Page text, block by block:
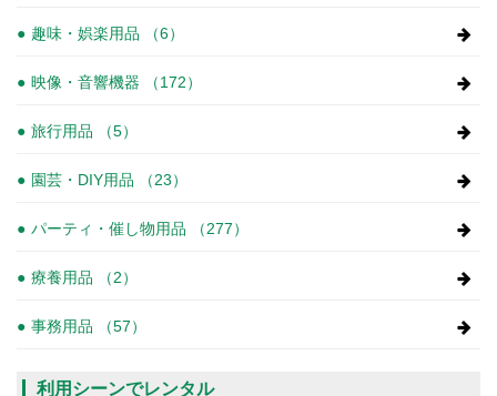
趣味・娯楽用品 （6）
映像・音響機器 （172）
旅行用品 （5）
園芸・DIY用品 （23）
パーティ・催し物用品 （277）
療養用品 （2）
事務用品 （57）
利用シーンでレンタル